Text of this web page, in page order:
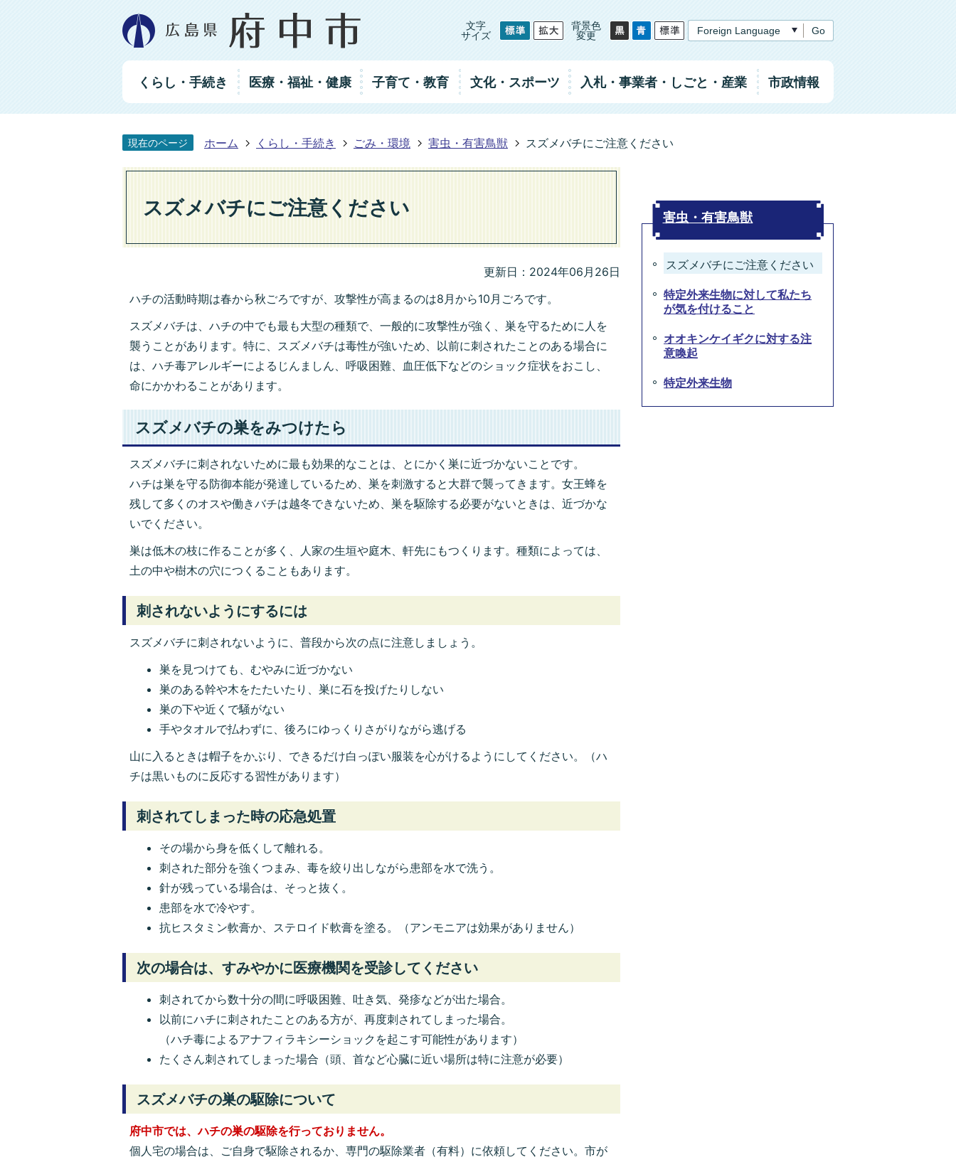
文字
サイズ
背景色
変更
Go
グ
ー
バ
ナ
ン
くらし・手続き 医療・福祉・健康 子育て・教育 文化・スポーツ 入札・事業者 ・しごと ・産業 市政情報
現在のページ ホーム くらし・手続き ごみ・環境 害虫・有害鳥獣 スズメバチにご注意ください
スズメバチにご注意ください
更新日：2024年06月26日
ハチの活動時期は春から秋ごろですが、攻撃性が高まるのは8月から10月ごろです。
スズメバチは、ハチの中でも最も大型の種類で、一般的に攻撃性が強く、巣を守るために人を
襲うことがあります。特に、スズメバチは毒性が強いため、以前に刺されたことのある場合に
は、ハチ毒アレルギーによるじんましん、呼吸困難、血圧低下などのショック症状をおこし、
命にかかわることがあります。
スズメバチの巣をみつけたら
スズメバチに刺されないために最も効果的なことは、とにかく巣に近づかないことです。
ハチは巣を守る防御本能が発達しているため、巣を刺激すると大群で襲ってきます。女王蜂を
残して多くのオスや働きバチは越冬できないため、巣を駆除する必要がないときは、近づかな
いでください。
巣は低木の枝に作ることが多く、人家の生垣や庭木、軒先にもつくります。種類によっては、
土の中や樹木の穴につくることもあります。
刺されないようにするには
スズメバチに刺されないように、普段から次の点に注意しましょう。
巣を見つけても、むやみに近づかない
巣のある幹や木をたたいたり、巣に石を投げたりしない
巣の下や近くで騒がない
手やタオルで払わずに、後ろにゆっくりさがりながら逃げる
山に入るときは帽子をかぶり、できるだけ白っぽい服装を心がけるようにしてください。（ハ
チは黒いものに反応する習性があります）
刺されてしまった時の応急処置
その場から身を低くして離れる。
刺された部分を強くつまみ、毒を絞り出しながら患部を水で洗う。
針が残っている場合は、そっと抜く。
患部を水で冷やす。
抗ヒスタミン軟膏か、ステロイド軟膏を塗る。（アンモニアは効果がありません）
次の場合は、すみやかに医療機関を受診してください
刺されてから数十分の間に呼吸困難、吐き気、発疹などが出た場合。
以前にハチに刺されたことのある方が、再度刺されてしまった場合。
（ハチ毒によるアナフィラキシーショックを起こす可能性があります）
たくさん刺されてしまった場合（頭、首など心臓に近い場所は特に注意が必要）
スズメバチの巣の駆除について
府中市では、ハチの巣の駆除を行っておりません。
個人宅の場合は、ご自身で駆除されるか、専門の駆除業者（有料）に依頼してください。市が
害虫・有害鳥獣
スズメバチにご注意ください
特定外来生物に対して私たち
が気を付けること
オオキンケイギクに対する注
意喚起
特定外来生物